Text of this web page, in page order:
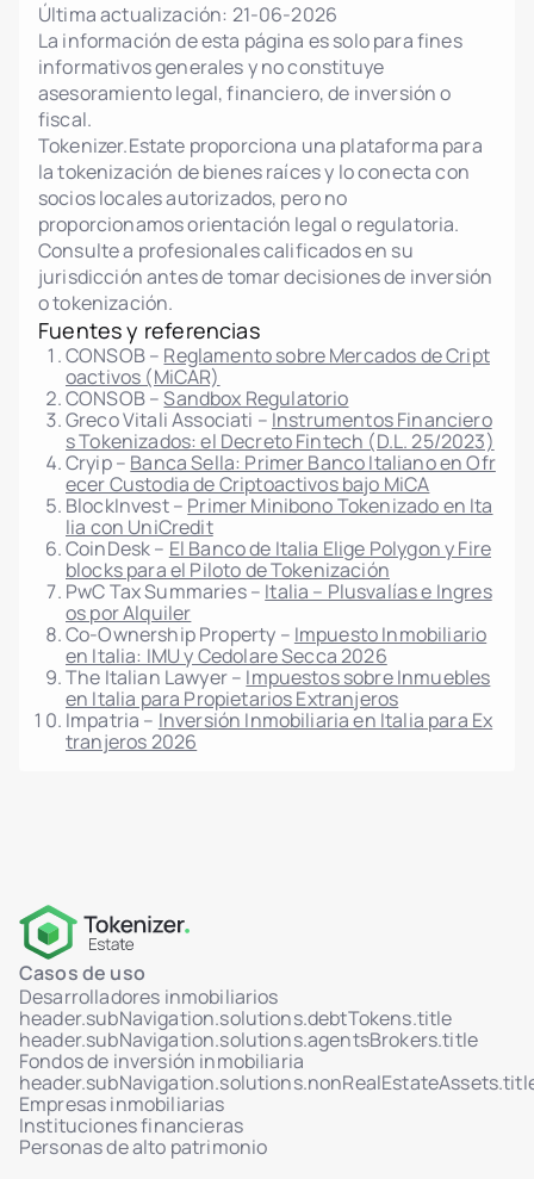
Última actualización: 21-06-2026
La información de esta página es solo para fines
informativos generales y no constituye
asesoramiento legal, financiero, de inversión o
fiscal.
Tokenizer.Estate proporciona una plataforma para
la tokenización de bienes raíces y lo conecta con
socios locales autorizados, pero no
proporcionamos orientación legal o regulatoria.
Consulte a profesionales calificados en su
jurisdicción antes de tomar decisiones de inversión
o tokenización.
Fuentes y referencias
CONSOB – Reglamento sobre Mercados de Cript
oactivos (MiCAR)
CONSOB –Sandbox Regulatorio
Greco Vitali Associati – Instrumentos Financiero
s Tokenizados: el Decreto Fintech (D.L. 25/2023)
Cryip – Banca Sella: Primer Banco Italiano en Ofr
ecer Custodia de Criptoactivos bajo MiCA
BlockInvest – Primer Minibono Tokenizado en Ita
lia con UniCredit
CoinDesk – El Banco de Italia Elige Polygon y Fire
blocks para el Piloto de Tokenización
PwC Tax Summaries – Italia – Plusvalías e Ingres
os por Alquiler
Co-Ownership Property – Impuesto Inmobiliario
en Italia: IMU y Cedolare Secca 2026
The Italian Lawyer – Impuestos sobre Inmuebles
en Italia para Propietarios Extranjeros
Impatria – Inversión Inmobiliaria en Italia para Ex
tranjeros 2026
Casos de uso
Desarrolladores inmobiliarios
header.subNavigation.solutions.debtTokens.title
header.subNavigation.solutions.agentsBrokers.title
Fondos de inversión inmobiliaria
Empresas inmobiliarias
Instituciones financieras
Personas de alto patrimonio